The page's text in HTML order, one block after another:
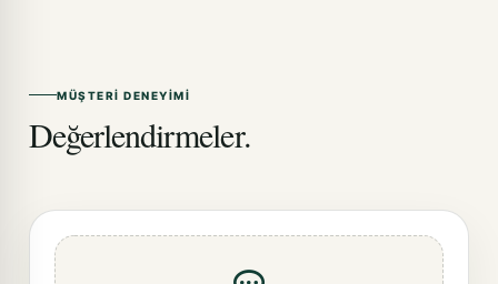
MÜŞTERI DENEYIMI
Değerlendirmeler.